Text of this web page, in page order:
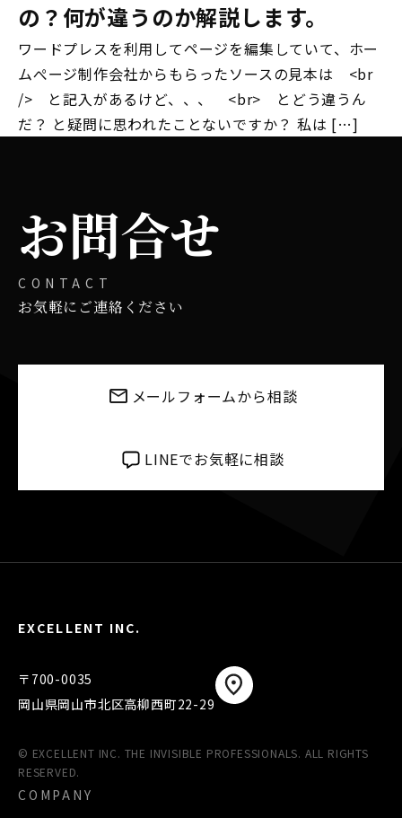
の？何が違うのか解説します。
ワードプレスを利用してページを編集していて、ホー
ムぺージ制作会社からもらったソースの見本は <br
/> と記入があるけど、、、 <br> とどう違うん
だ？ と疑問に思われたことないですか？ 私は […]
お問合せ
CONTACT
お気軽にご連絡ください
メールフォームから相談
LINEでお気軽に相談
EXCELLENT INC.
〒700-0035
岡山県岡山市北区高柳西町22-29
© EXCELLENT INC. THE INVISIBLE PROFESSIONALS. ALL RIGHTS
RESERVED.
COMPANY